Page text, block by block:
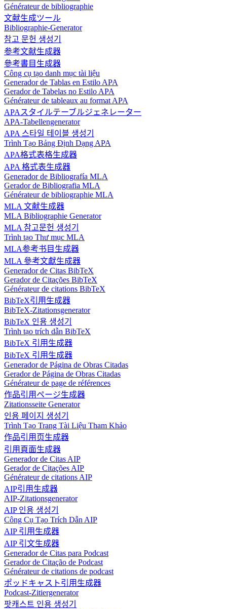
Générateur de bibliographie
文献生成ツール
Bibliographie-Generator
참고 문헌 생성기
参考文献生成器
參考書目生成器
Công cụ tạo danh mục tài liệu
Generador de Tablas en Estilo APA
Gerador de Tabelas no Estilo APA
Générateur de tableaux au format APA
APAスタイルテーブルジェネレーター
APA-Tabellengenerator
APA 스타일 테이블 생성기
Trình Tạo Bảng Định Dạng APA
APA格式表格生成器
APA 格式表生成器
Generador de Bibliografía MLA
Gerador de Bibliografia MLA
Générateur de bibliographie MLA
MLA 文献生成器
MLA Bibliographie Generator
MLA 참고문헌 생성기
Trình tạo Thư mục MLA
MLA参考书目生成器
MLA 參考文獻生成器
Generador de Citas BibTeX
Gerador de Citações BibTeX
Générateur de citations BibTeX
BibTeX引用生成器
BibTeX-Zitationsgenerator
BibTeX 인용 생성기
Trình tạo trích dẫn BibTeX
BibTeX 引用生成器
BibTeX 引用生成器
Generador de Página de Obras Citadas
Gerador de Página de Obras Citadas
Générateur de page de références
作品引用ページ生成器
Zitationsseite Generator
인용 페이지 생성기
Trình Tạo Trang Tài Liệu Tham Khảo
作品引用页生成器
引用頁面生成器
Generador de Citas AIP
Gerador de Citações AIP
Générateur de citations AIP
AIP引用生成器
AIP-Zitationsgenerator
AIP 인용 생성기
Công Cụ Tạo Trích Dẫn AIP
AIP 引用生成器
AIP 引文生成器
Generador de Citas para Podcast
Gerador de Citação de Podcast
Générateur de citations de podcast
ポッドキャスト引用生成器
Podcast-Zitiergenerator
팟캐스트 인용 생성기